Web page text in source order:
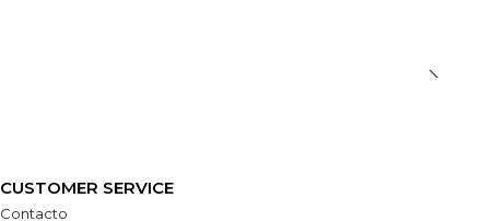
CUSTOMER SERVICE
Contacto